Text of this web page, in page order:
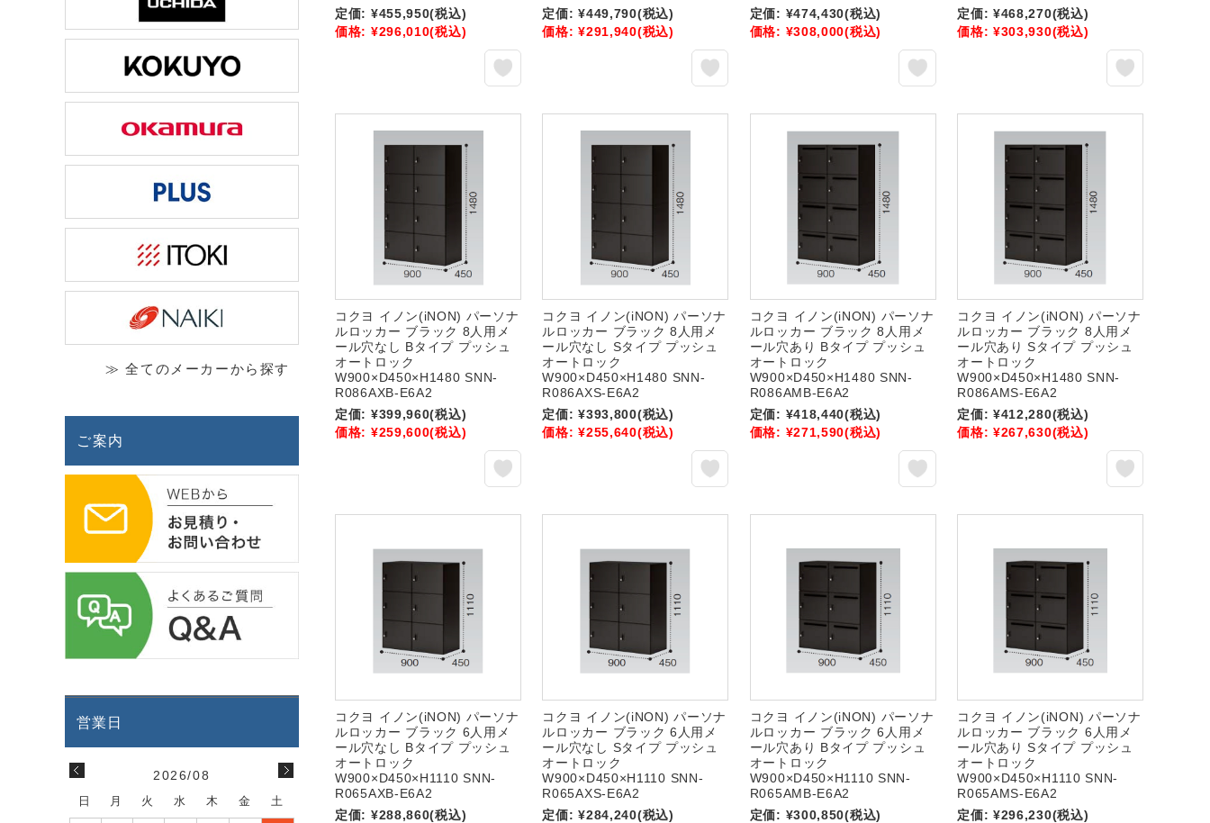
定価: ¥455,950(税込)
価格: ¥296,010(税込)
定価: ¥449,790(税込)
価格: ¥291,940(税込)
定価: ¥474,430(税込)
価格: ¥308,000(税込)
定価: ¥468,270(税込)
価格: ¥303,930(税込)
コクヨ イノン(iNON) パーソナ
ルロッカー ブラック 8人用メ
ール穴なし Bタイプ プッシュ
オートロック
W900×D450×H1480 SNN-
R086AXB-E6A2
定価: ¥399,960(税込)
価格: ¥259,600(税込)
コクヨ イノン(iNON) パーソナ
ルロッカー ブラック 8人用メ
ール穴なし Sタイプ プッシュ
オートロック
W900×D450×H1480 SNN-
R086AXS-E6A2
定価: ¥393,800(税込)
価格: ¥255,640(税込)
コクヨ イノン(iNON) パーソナ
ルロッカー ブラック 8人用メ
ール穴あり Bタイプ プッシュ
オートロック
W900×D450×H1480 SNN-
R086AMB-E6A2
定価: ¥418,440(税込)
価格: ¥271,590(税込)
コクヨ イノン(iNON) パーソナ
ルロッカー ブラック 8人用メ
ール穴あり Sタイプ プッシュ
オートロック
W900×D450×H1480 SNN-
R086AMS-E6A2
定価: ¥412,280(税込)
価格: ¥267,630(税込)
コクヨ イノン(iNON) パーソナ
ルロッカー ブラック 6人用メ
ール穴なし Bタイプ プッシュ
オートロック
W900×D450×H1110 SNN-
R065AXB-E6A2
定価: ¥288,860(税込)
コクヨ イノン(iNON) パーソナ
ルロッカー ブラック 6人用メ
ール穴なし Sタイプ プッシュ
オートロック
W900×D450×H1110 SNN-
R065AXS-E6A2
定価: ¥284,240(税込)
コクヨ イノン(iNON) パーソナ
ルロッカー ブラック 6人用メ
ール穴あり Bタイプ プッシュ
オートロック
W900×D450×H1110 SNN-
R065AMB-E6A2
定価: ¥300,850(税込)
コクヨ イノン(iNON) パーソナ
ルロッカー ブラック 6人用メ
ール穴あり Sタイプ プッシュ
オートロック
W900×D450×H1110 SNN-
R065AMS-E6A2
定価: ¥296,230(税込)
≫ 全てのメーカーから探す
ご案内
2026/08
日 月 火 水 木 金 土